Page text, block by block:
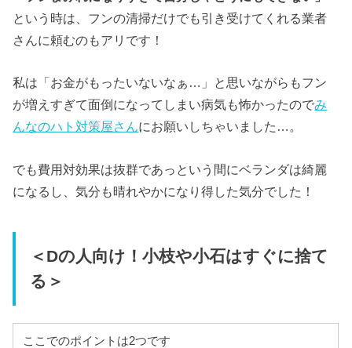
という時は、フンの清掃だけでも引き受けてくれる業者
さんに頼むのもアリです！
私は「お金がもったいないなぁ…」と思いながらもフン
が増えすぎて面倒になってしまい病気も怖かったのでみ
んなのハト対策屋さんにお願いしちゃいました…。
でも費用対効果は抜群であっという間にベランダは綺麗
になるし、気分も晴れやかになり得した気分でした！
＜Dの人向け！小枝や小石はすぐに捨て
る＞
ここでのポイントは2つです